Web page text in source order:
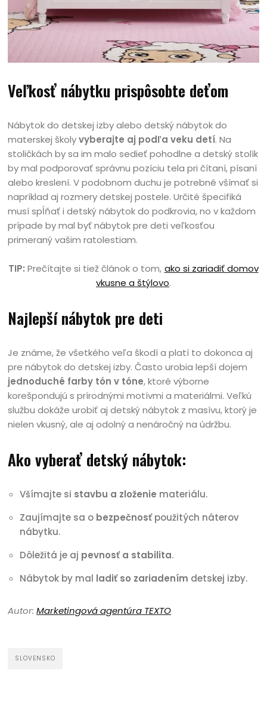
Veľkosť nábytku prispôsobte deťom
Nábytok do detskej izby alebo detský nábytok do
materskej školyvyberajte aj podľa veku detí. Na
stoličkách by sa im malo sedieť pohodlne a detský stolík
by mal podporovať správnu pozíciu tela pri čítaní, písaní
alebo kreslení. V podobnom duchu je potrebné všímať si
napríklad aj rozmery detskej postele. Určité špecifiká
musí spĺňať i detský nábytok do podkrovia, no v každom
prípade by mal byť nábytok pre deti veľkosťou
primeraný vašim ratolestiam.
TIP: Prečítajte si tiež článok o tom, ako si zariadiť domov
vkusne a štýlovo.
Najlepší nábytok pre deti
Je známe, že všetkého veľa škodí a platí to dokonca aj
pre nábytok do detskej izby. Často urobia lepší dojem
jednoduché farby tón v tóne, ktoré výborne
korešpondujú s prírodnými motívmi a materiálmi. Veľkú
službu dokáže urobiť aj detský nábytok z masívu, ktorý je
nielen vkusný, ale aj odolný a nenáročný na údržbu.
Ako vyberať detský nábytok:
Všímajte si stavbu a zloženie materiálu.
Zaujímajte sa o bezpečnosťpoužitých náterov
nábytku.
Dôležitá je aj pevnosť a stabilita.
Nábytok by mal ladiť so zariadením detskej izby.
Autor:Marketingová agentúra TEXTO
SLOVENSKO